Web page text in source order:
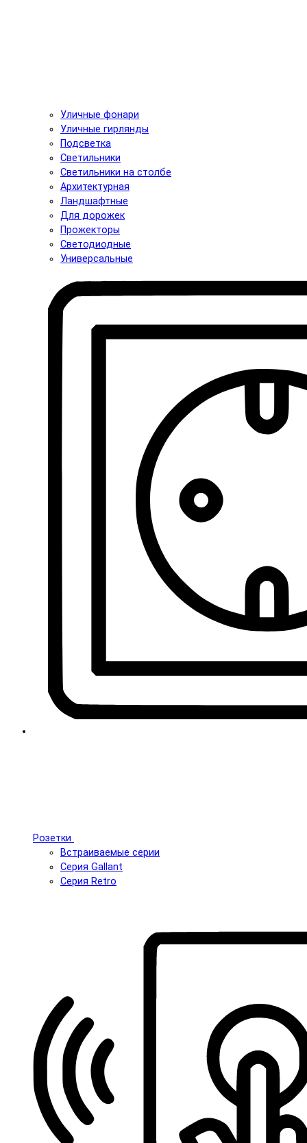
Уличные фонари
Уличные гирлянды
Подсветка
Светильники
Светильники на столбе
Архитектурная
Ландшафтные
Для дорожек
Прожекторы
Светодиодные
Универсальные
Розетки
Встраиваемые серии
Серия Gallant
Серия Retro